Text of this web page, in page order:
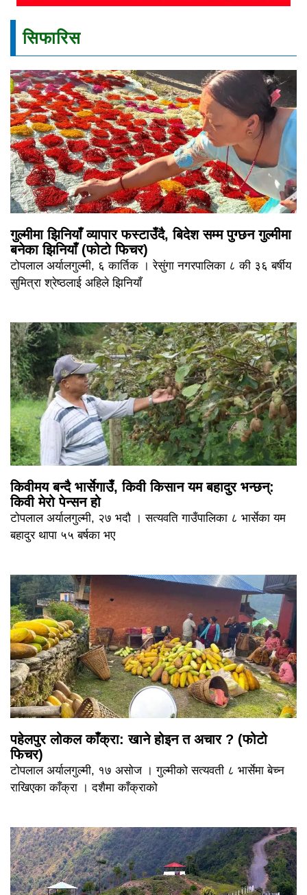
सिफारिस
गुल्मीमा झिनियाँ व्यापार फस्टाउँदै, बिदेश सम्म पुग्छन गुल्मीमा
बनेका झिनियाँ (फोटो फिचर)
टोपलाल अर्यालगुल्मी, ६ कार्तिक । रेसुंगा नगरपालिका ८ की ३६ बर्षीय
सुमित्रा श्रेष्ठलाई अहिले झिनियाँ
किवीमय बन्दै भार्सेगाउँ, किवी किसान यम बहादुर भन्छन्:
किवी मेरो पेन्सन हो
टोपलाल अर्यालगुल्मी, २७ भदौ । सत्यवति गाउँपालिका ८ भार्सेका यम
बहादुर थापा ५५ बर्षका भए
पहेलपुर लोकल काँक्रा: खाने होइन त अचार ? (फोटो
फिचर)
टोपलाल अर्यालगुल्मी, १७ असोज । गुल्मीको सत्यवती ८ भार्सेमा बेच्न
राखिएका काँक्रा । दशैमा काँक्राको